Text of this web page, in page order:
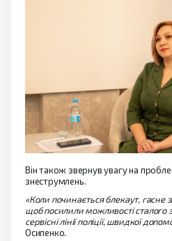
Він також звернув увагу на
знеструмлень.
«Коли починається блекаут, гасне
щоб посилили можливості сталого
сервісні лінії поліції, швидкої
Осипенко.